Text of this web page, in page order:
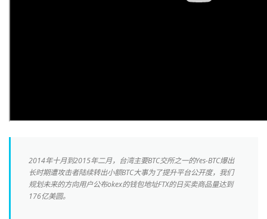
2014年十月到2015年二月，台湾主要BTC交所之一的Yes-BTC爆出
长时期遭攻击者陆续转出小额BTC大事为了提升平台公开度，我们
规划未来的方向用户公布okex的钱包地址FTX的日买卖商品量达到
176亿美圆。